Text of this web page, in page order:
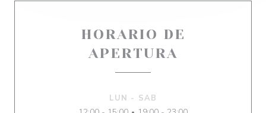
HORARIO DE
APERTURA
LUN - SAB